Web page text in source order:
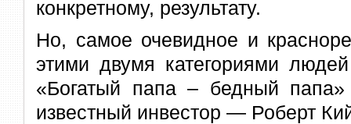
конкретному, результату.
Но, самое очевидное и
этими двумя категориями
«Богатый папа – бедный
известный инвестор — Роберт